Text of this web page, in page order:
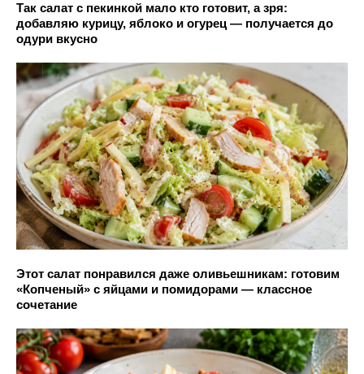
Так салат с пекинкой мало кто готовит, а зря:
добавляю курицу, яблоко и огурец — получается до
одури вкусно
Этот салат понравился даже оливьешникам: готовим
«Копченый» с яйцами и помидорами — классное
сочетание